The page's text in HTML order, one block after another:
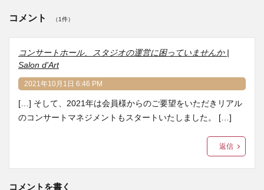
コメント （1件）
コンサートホール、スタジオの運営に困っていませんか |
Salon d'Art
2021年10月1日 6:46 PM
[…] そして、2021年は会員様からのご要望をいただきリアル
のコンサートマネジメントもスタートいたしました。 […]
返信
コメントを書く